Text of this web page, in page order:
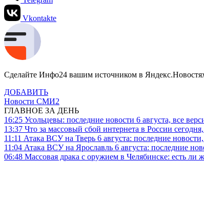
Vkontakte
Сделайте Инфо24 вашим источником в
ДОБАВИТЬ
Новости СМИ2
ГЛАВНОЕ ЗА ДЕНЬ
16:25 Усольцевы: последние новости 6 августа, все
13:37 Что за массовый сбой интернета в России
11:11 Атака ВСУ на Тверь 6 августа: последние
11:04 Атака ВСУ на Ярославль 6 августа: последние
06:48 Массовая драка с оружием в Челябинске: есть